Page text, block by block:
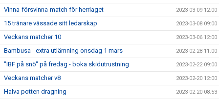
Vinna-försvinna-match för herrlaget 2023-03-09 12:00
15 tränare vässade sitt ledarskap 2023-03-08 09:00
Veckans matcher 10 2023-03-06 12:00
Bambusa - extra utlämning onsdag 1 mars 2023-02-28 11:00
"IBF på snö" på fredag - boka skidutrustning 2023-02-22 09:00
Veckans matcher v8 2023-02-20 12:00
Halva potten dragning 2023-02-20 08:53